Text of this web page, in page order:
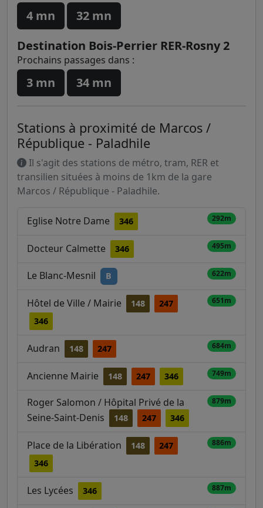
4 mn
32 mn
Destination Bois-Perrier RER-Rosny 2
Prochains passages dans :
3 mn 34 mn
Stations à proximité de Marcos /
République - Paladhile
Il s'agit des stations de métro, tram, RER et
transilien situées à moins de 1km de la gare
Marcos / République - Paladhile.
Eglise Notre Dame 346 292m
Docteur Calmette 346 495m
Le Blanc-Mesnil B 622m
Hôtel de Ville / Mairie 148
247
346
651m
Audran 148 247 684m
Ancienne Mairie 148 247 346 749m
Roger Salomon / Hôpital Privé de la
Seine-Saint-Denis
148 247 346
879m
Place de la Libération 148
247
346
886m
Les Lycées 346 887m